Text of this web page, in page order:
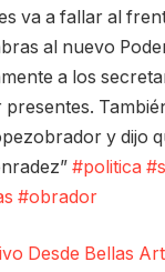
va a fallar al
al nuevo
a los
presentes.
y dijo
#politica
#obrador
Desde Bellas